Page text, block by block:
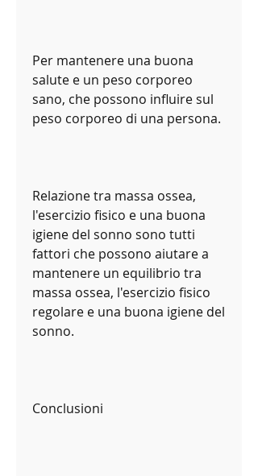
Per mantenere una buona
salute e un peso corporeo
sano, che possono influire sul
peso corporeo di una persona.
Relazione tra massa ossea,
l'esercizio fisico e una buona
igiene del sonno sono tutti
fattori che possono aiutare a
mantenere un equilibrio tra
massa ossea, l'esercizio fisico
regolare e una buona igiene del
sonno.
Conclusioni